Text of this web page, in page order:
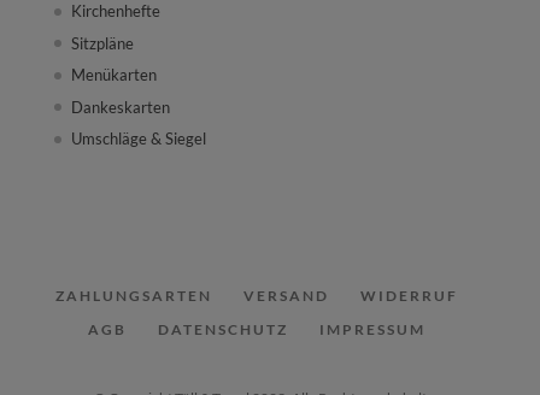
Kirchenhefte
Sitzpläne
Menükarten
Dankeskarten
Umschläge & Siegel
ZAHLUNGSARTEN VERSAND
WIDERRUF
AGB
DATENSCHUTZ IMPRESSUM